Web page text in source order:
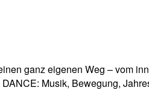
ganz eigenen Weg – vom
Musik, Bewegung,